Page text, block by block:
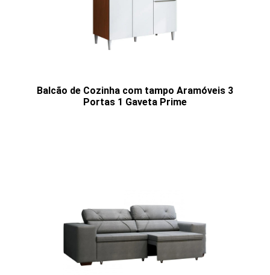
Balcão de Cozinha com tampo Aramóveis 3
Portas 1 Gaveta Prime